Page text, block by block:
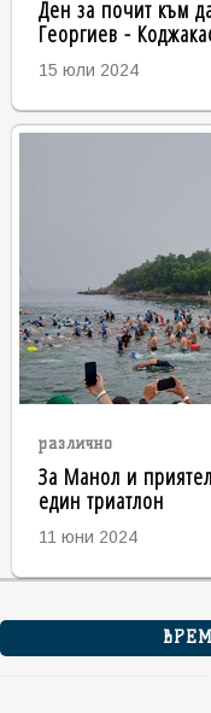
Ден за почит към
Георгиев -
15 юли 2024
различно
За Манол и
един триатлон
11 юни 2024